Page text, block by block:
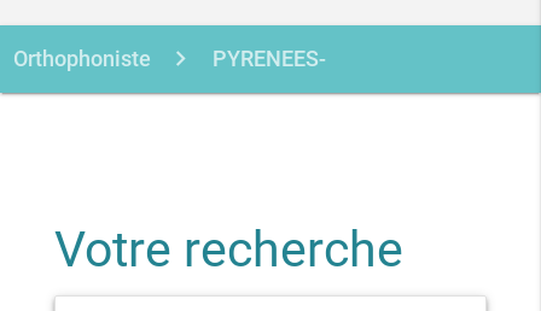
Orthophoniste PYRENEES-
Votre recherche